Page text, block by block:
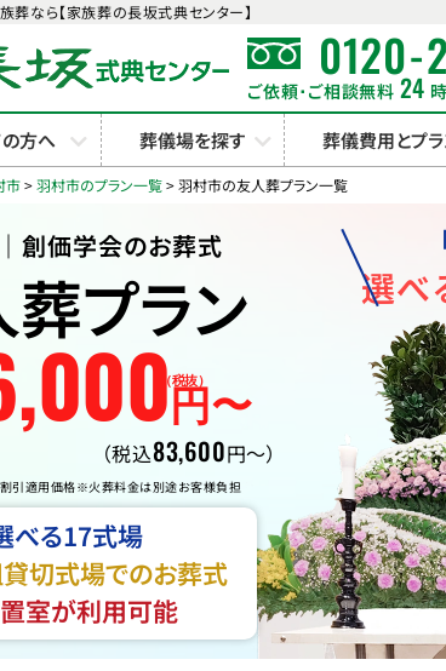
葬なら【家族葬の長坂式典センター】
0120-
ご依頼･ご相談無料 24
方へ 葬儀場を探す 葬儀費用とプ
市>羽村市のプラン一覧>羽村市の友人葬プラン一覧
創価学会のお葬式
プラン
,000円〜
（税抜）
（税込83,600円〜）
引適用価格※火葬料金は別途お客様負担
べる17式場
切式場でのお葬式
室が利用可能
選べ